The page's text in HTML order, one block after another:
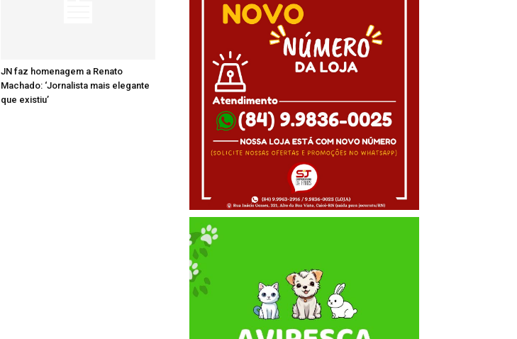
JN faz homenagem a Renato
Machado: ‘Jornalista mais elegante
que existiu’